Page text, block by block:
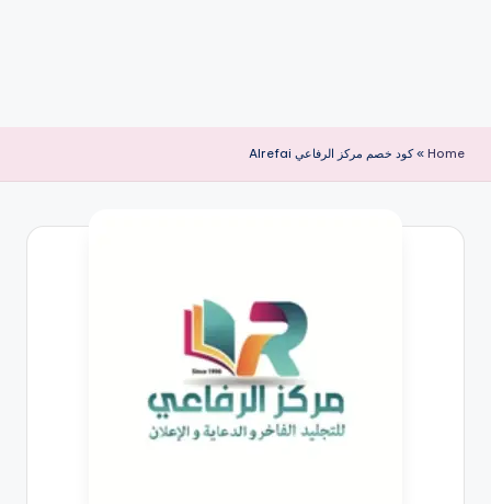
Home
»كود خصم مركز الرفاعي Alrefai